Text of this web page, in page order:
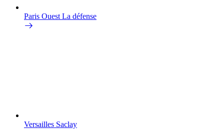
Paris Ouest La défense
Versailles Saclay